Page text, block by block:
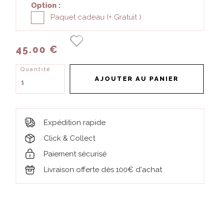
Option :
Paquet cadeau (+ Gratuit )
45.00 €
Quantité
AJOUTER AU PANIER
Expédition rapide
Click & Collect
Paiement sécurisé
Livraison offerte dès 100€ d'achat